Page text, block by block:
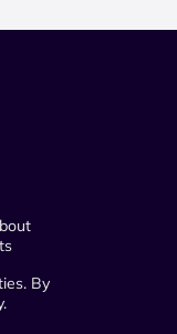
By